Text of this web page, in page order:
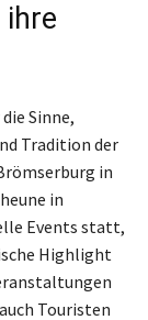
Sinne,
Tradition der
in
in
Events statt,
Highlight
Touristen